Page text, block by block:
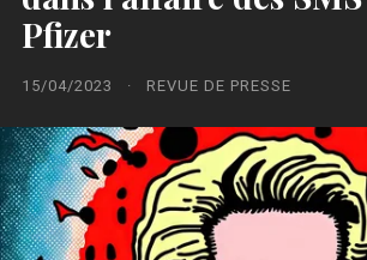
Pfizer
15/04/2023 · REVUE DE PRESSE